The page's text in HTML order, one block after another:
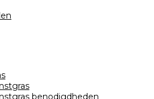
benodigdheden